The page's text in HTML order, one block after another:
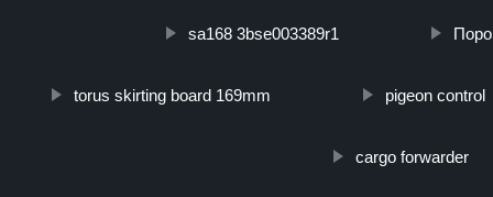
sa168 3bse003389r1
torus skirting board 169mm pigeon control
cargo forwarder